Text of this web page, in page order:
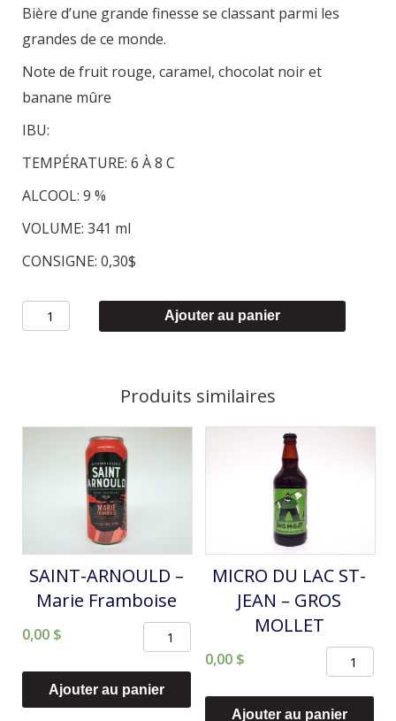
Bière d’une grande finesse se classant parmi les
grandes de ce monde.
Note de fruit rouge, caramel, chocolat noir et
banane mûre
IBU:
TEMPÉRATURE: 6 À 8 C
ALCOOL: 9 %
VOLUME: 341 ml
CONSIGNE: 0,30$
quantité
de
TEMPÊTE
BRUME
Ajouter au panier
Produits similaires
SAINT-ARNOULD –
Marie Framboise
0,00 $
quantité
SAINT-
ARNOULD
Ajouter au panier
MICRO DU LAC ST-
JEAN – GROS
MOLLET
0,00 $
quantité
MICRO
Ajouter au panier